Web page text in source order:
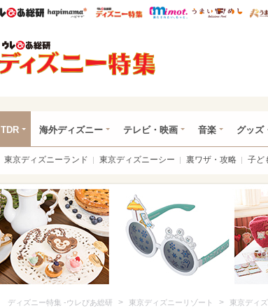
ウレぴあ総研ハピママ* ウレぴあ総研 ディズニー
mimot. うま
TDR 海外ディズニー テレビ・映画 音楽 グッズ
東京ディズニーランド 東京ディズニーシー 裏ワザ・攻略 子ど
ディズニー特集 -ウレぴあ総研 > 東京ディズニーリゾート > 東京ディ